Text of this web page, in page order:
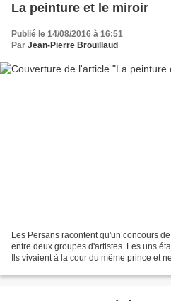
La peinture et le miroir
Publié le 14/08/2016 à 16:51
Par Jean-Pierre Brouillaud
Les Persans racontent qu'un concours
entre deux groupes d'artistes. Les uns
Ils vivaient à la cour du même prince et